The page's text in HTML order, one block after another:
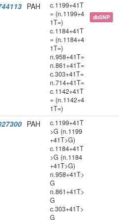
PAH
c.1199+41T
= (n.1199+4
1T=)
c.1184+41T
= (n.1184+4
1T=)
n.958+41T=
n.861+41T=
c.303+41T=
n.714+41T=
c.1142+41T
= (n.1142+4
1T=)
dbSNP
PAH
c.1199+41T
>G (n.1199
+41T>G)
c.1184+41T
>G (n.1184
+41T>G)
n.958+41T>
G
n.861+41T>
G
c.303+41T>
G